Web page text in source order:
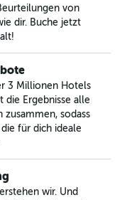
von
dir. Buche jetzt
3 Millionen Hotels
Ergebnisse alle
sodass
für dich ideale
wir. Und